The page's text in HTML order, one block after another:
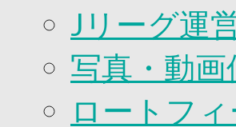
Jリーグ運
写真・動
ロートフ